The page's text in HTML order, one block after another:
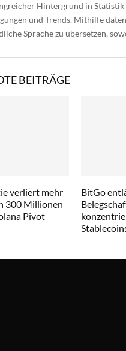
Hintergrund in
und Trends. Mithilfe
Sprache zu übersetzen,
BEITRÄGE
verliert mehr
300 Millionen
Pivot
BitGo